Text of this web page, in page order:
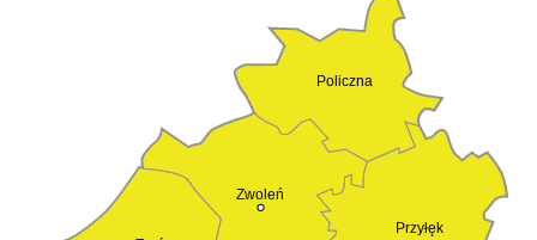
Zwoleń
Przyłęk
Policzna